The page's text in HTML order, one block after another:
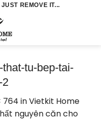
REMOVE IT...
tu-bep-tai-
2
764 inVietkit Home
nguyên căn cho